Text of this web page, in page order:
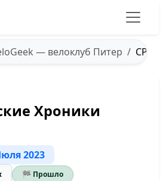
— велоклуб Питер СРВ:
Хроники
2023
🏁 Прошло